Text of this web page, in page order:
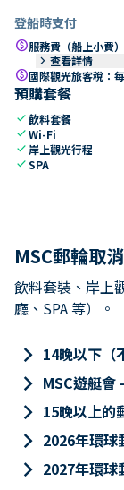
登船時支付
paid服務費（船上小費
keyboard_arrow_right 查看詳情
paid國際觀光旅客稅：
預購套餐
check飲料套餐
checkWi-Fi
check 岸上觀光行程
checkSPA
MSC郵輪取
飲料套裝、岸上
廳、SPA 等）。
keyboard_arrow_right 14晚以下（
keyboard_arrow_right MSC遊艇會
keyboard_arrow_right 15晚以上的
keyboard_arrow_right 2026年環球
keyboard_arrow_right 2027年環球